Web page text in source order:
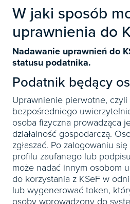
Webinaria
E-booki
Webinaria
Zarządzanie i HRM
Czasopisma
Książki
Webinaria
Prawo gospodarcze
Czasopisma
E-wydania
Książki
E-booki
Webinaria
Prawo dla każdego
Czasopisma
E-wydania
Książki
E-booki
Webinaria
W jaki sposób
uprawnienia do
Nadawanie uprawnień do
statusu podatnika.
Podatnik będący
Uprawnienie pierwotne, czyli
bezpośredniego
osoba fizyczna prowadząca
działalność gospodarczą.
zgłaszać. Po zalogowaniu
profilu zaufanego lub
może nadać innym osobom
do korzystania z KSeF w
lub wygenerować token,
osoby wprowadzony do